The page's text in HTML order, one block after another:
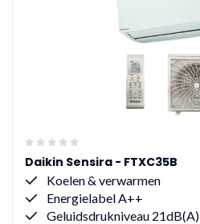
Daikin Sensira - FTXC35B
Koelen & verwarmen
Energielabel A++
Geluidsdrukniveau 21dB(A)